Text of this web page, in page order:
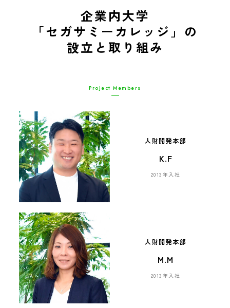
企業内大学
「セガサミーカレッジ」の
設立と取り組み
Project Members
人財開発本部
K.F
2013年入社
人財開発本部
M.M
2013年入社